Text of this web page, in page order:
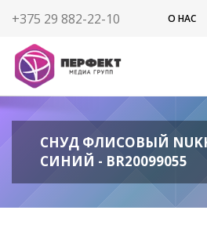
+375 29 882-22-10 О НАС
СНУД ФЛИСОВЫЙ
СИНИЙ - BR20099055